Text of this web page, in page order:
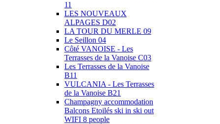
11
LES NOUVEAUX
ALPAGES D02
LA TOUR DU MERLE 09
Le Seillon 04
Côté VANOISE - Les
Terrasses de la Vanoise C03
Les Terrasses de la Vanoise
B11
VULCANIA - Les Terrasses
de la Vanoise B21
Champagny accommodation
Balcons Etoilés ski in ski out
WIFI 8 people